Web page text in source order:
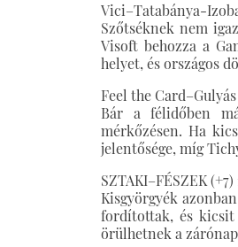
Vici–Tatabánya-
Szőtséknek nem
Visoft behozza a
helyet, és országos
Feel the Card–Gulyás
Bár a félidőben
mérkőzésen. Ha
jelentősége, míg
SZTAKI–FÉSZEK (+7)
Kisgyörgyék
fordítottak, és kicsit
örülhetnek a